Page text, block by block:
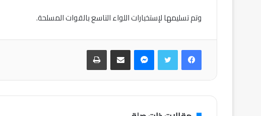
وتم تسليمها لإستخبارات اللواء التاسع بالقوات المسلحة.
فيسبوكتويتر ماسنجر مشاركة عبر البريد طباعة